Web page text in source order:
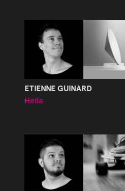
ETIENNE GUINARD
Helia